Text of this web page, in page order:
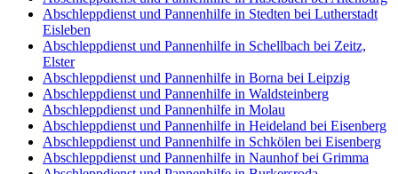
Abschleppdienst und Pannenhilfe in Stedten bei Lutherstadt
Eisleben
Abschleppdienst und Pannenhilfe in Schellbach bei Zeitz,
Elster
Abschleppdienst und Pannenhilfe in Borna bei Leipzig
Abschleppdienst und Pannenhilfe in Waldsteinberg
Abschleppdienst und Pannenhilfe in Molau
Abschleppdienst und Pannenhilfe in Heideland bei Eisenberg
Abschleppdienst und Pannenhilfe in Schkölen bei Eisenberg
Abschleppdienst und Pannenhilfe in Naunhof bei Grimma